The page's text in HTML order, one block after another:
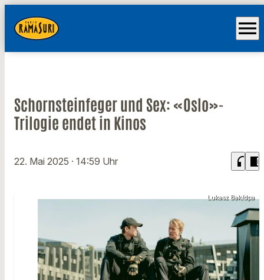
menu
Schornsteinfeger und Sex: «Oslo»-
Trilogie endet in Kinos
22. Mai 2025 · 14:59 Uhr headphones chrome_reader_mode
Lukasz Bak/dpa